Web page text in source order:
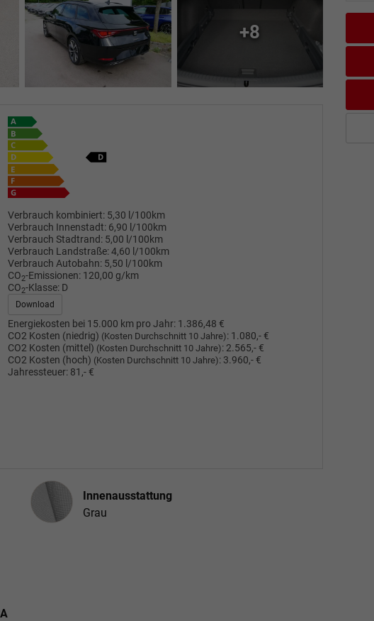
+8
Verbrauch kombiniert: 5,30 l/100km
Verbrauch Innenstadt: 6,90 l/100km
Verbrauch Stadtrand: 5,00 l/100km
Verbrauch Landstraße:4,60 l/100km
Verbrauch Autobahn: 5,50 l/100km
CO2-Emissionen: 120,00 g/km
CO2-Klasse: D
Download
Energiekosten bei 15.000 km pro Jahr: 1.386,48 €
CO2 Kosten (niedrig) (Kosten Durchschnitt 10 Jahre): 1.080,- €
CO2 Kosten (mittel) (Kosten Durchschnitt 10 Jahre): 2.565,- €
CO2 Kosten (hoch) (Kosten Durchschnitt 10 Jahre): 3.960,- €
Jahressteuer: 81,- €
Innenausstattung
Innenausstattung
Grau